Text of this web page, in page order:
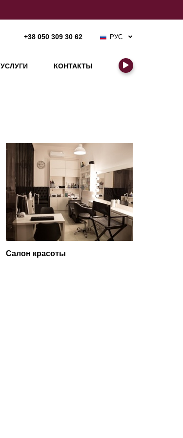
+38 050 309 30 62
РУС
ENG
КОНТАКТЫ
Салон красоты